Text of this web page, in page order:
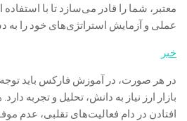
معتبر، شما را قادر می‌سازد تا با
عملی و آزمایش استراتژی‌های خود را به
خبر
در هر صورت، در آموزش فارکس باید توجه
بازار ارز نیاز به دانش، تحلیل و تجربه
افتادن در دام فعالیت‌های تقلبی، عدم